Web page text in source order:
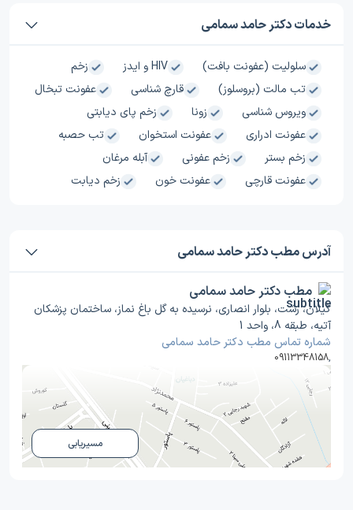
خدمات دکتر حامد سمامی
سلولیت (عفونت بافت) HIV و ایدز
زخم
تب مالت (بروسلوز)
قارچ شناسی
عفونت تبخال
ویروس شناسی
زونا
زخم پای دیابتی
عفونت ادراری
عفونت استخوان
تب حصبه
زخم بستر
زخم عفونی
آبله مرغان
عفونت قارچی
عفونت خون زخم دیابت
آدرس مطب دکتر حامد سمامی
مطب دکتر حامد سمامی
گیلان، رشت، بلوار انصاری، نرسیده به گل باغ نماز، ساختمان پزشکان
آتیه، طبقه 8، واحد 1
شماره تماس مطب دکتر حامد سمامی
09113348158,
مسیریابی